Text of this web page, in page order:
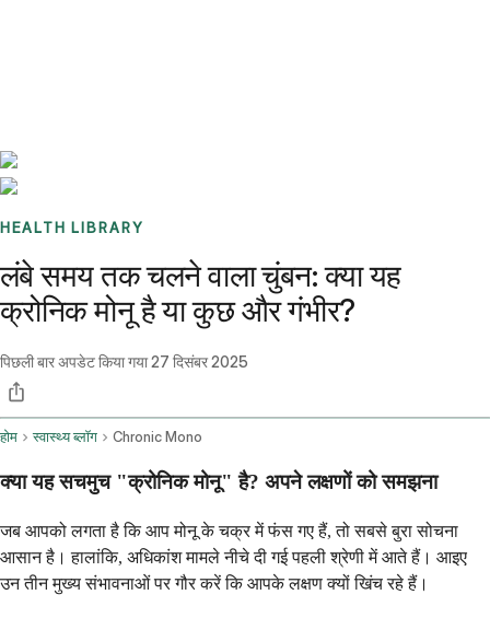
HEALTH LIBRARY
लंबे समय तक चलने वाला चुंबन: क्या यह
क्रोनिक मोनू है या कुछ और गंभीर?
पिछली बार अपडेट किया गया27 दिसंबर 2025
होम स्वास्थ्य ब्लॉग Chronic Mono
क्या यह सचमुच "क्रोनिक मोनू" है? अपने लक्षणों को समझना
जब आपको लगता है कि आप मोनू के चक्र में फंस गए हैं, तो सबसे बुरा सोचना
आसान है। हालांकि, अधिकांश मामले नीचे दी गई पहली श्रेणी में आते हैं। आइए
उन तीन मुख्य संभावनाओं पर गौर करें कि आपके लक्षण क्यों खिंच रहे हैं।